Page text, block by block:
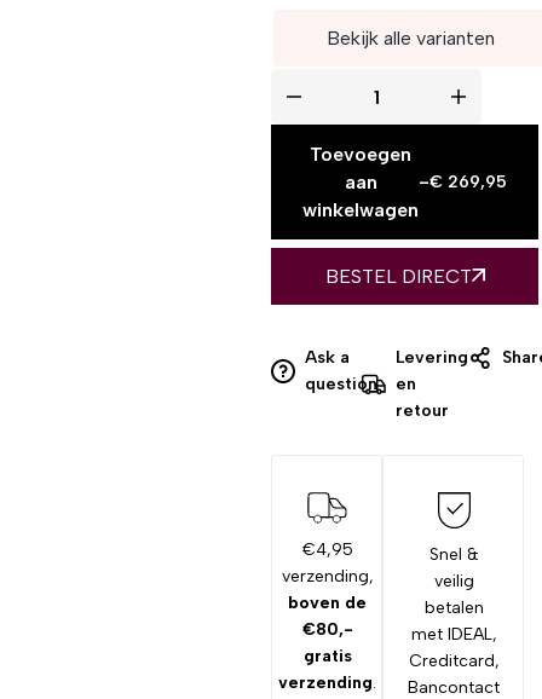
Bekijk alle varianten
Toevoegen
aan
winkelwagen
-€ 269,95
BESTEL DIRECT
Ask a
question
Levering
en
retour
€4,95
verzending,
boven de
€80,-
gratis
verzending.
Snel &
veilig
betalen
met IDEAL,
Creditcard,
Bancontact